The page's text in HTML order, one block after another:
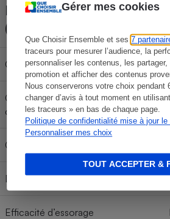
Gérer mes cookies
Que Choisir Ensemble et ses7
traceurs pour mesurer l’audience, la
personnaliser les contenus, les
promotion et afficher des contenus
Nous conserverons votre choix pendant
changer d’avis à tout moment en
les traceurs » en bas de chaque page.
Politique de confidentialité mise à jour le
Personnaliser mes choix
TOUT ACCEPTER &
Étiquetage énergétique
(cycle Eco40-60)
Classe énergétique
Consommation électrique pour 100
cycles
Consommation d’eau par cycle
Durée du cycle
Efficacité d’essorage